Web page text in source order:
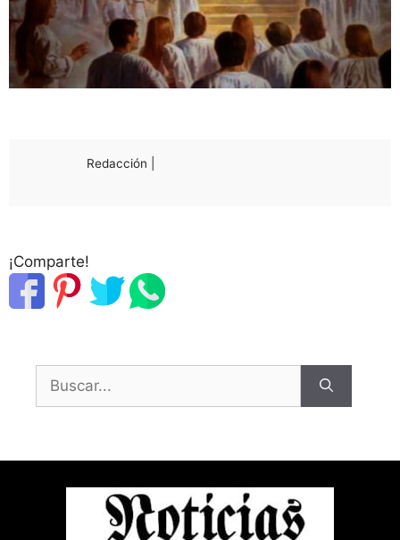
Redacción |
¡Comparte!